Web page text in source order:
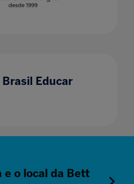
Educar
e o local da Bett